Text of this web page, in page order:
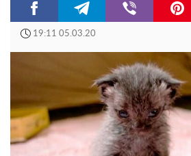
19:11 05.03.20